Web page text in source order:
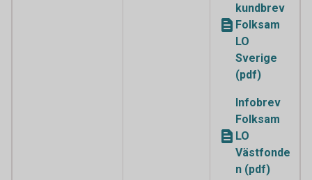
kundbrev
Folksam
LO
Sverige
(pdf)
Infobrev
Folksam
LO
Västfonde
n (pdf)